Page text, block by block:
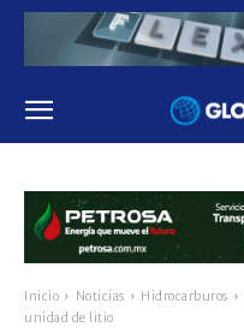
Inicio Noticias Hidrocarburos
unidad de litio